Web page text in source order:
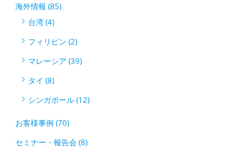
海外情報 (85)
台湾 (4)
フィリピン (2)
マレーシア (39)
タイ (8)
シンガポール (12)
お客様事例 (70)
セミナー・報告会 (8)